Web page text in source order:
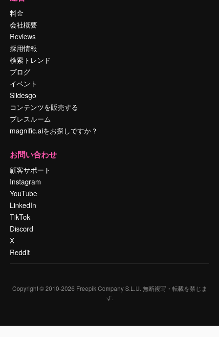
料金
会社概要
Reviews
採用情報
検索トレンド
ブログ
イベント
Slidesgo
コンテンツを販売する
プレスルーム
magnific.aiをお探しですか？
お問い合わせ
顧客サポート
Instagram
YouTube
LinkedIn
TikTok
Discord
X
Reddit
Copyright © 2010-2026 Freepik Company S.L.U. 無断複写・転載を禁じま
す.